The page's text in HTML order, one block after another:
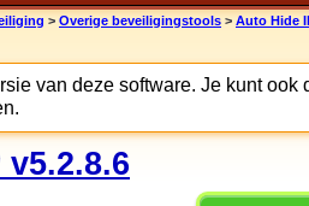
> Overige beveiligingstools > Auto Hide
van deze software. Je kunt ook